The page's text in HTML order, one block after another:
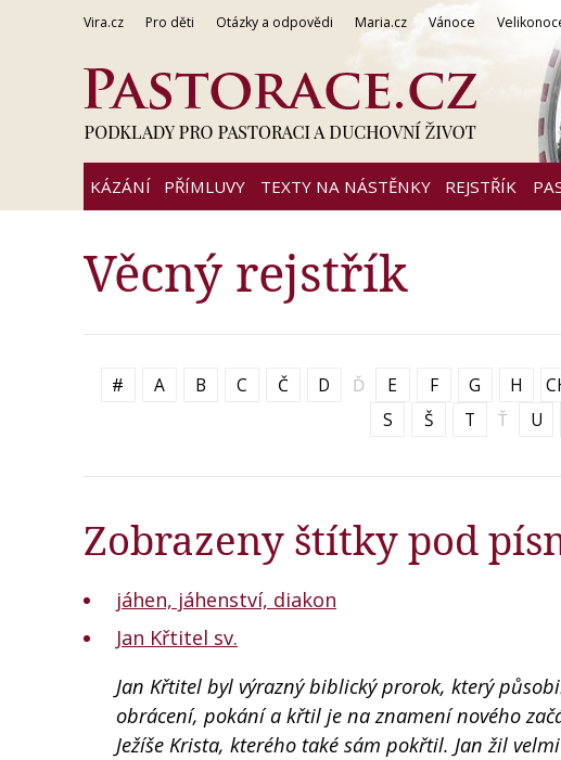
Vira.cz Pro děti Otázky a odpovědi Maria.cz Vánoce
KÁZÁNÍ PŘÍMLUVY TEXTY NA NÁSTĚNKY REJSTŘÍK
Věcný rejstřík
# A B C Č D Ď E F G H
S
Š T Ť U
Zobrazeny štítky pod
jáhen, jáhenství, diakon
Jan Křtitel sv.
Jan Křtitel byl výrazný biblický prorok, který
obrácení, pokání a křtil je na znamení nového
Ježíše Krista, kterého také sám pokřtil. Jan žil